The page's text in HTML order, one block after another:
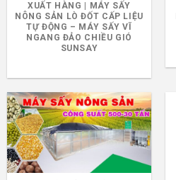
XUẤT HÀNG | MÁY SẤY
NÔNG SẢN LÒ ĐỐT CẤP LIỆU
TỰ ĐỘNG – MÁY SẤY VĨ
NGANG ĐẢO CHIỀU GIÓ
SUNSAY